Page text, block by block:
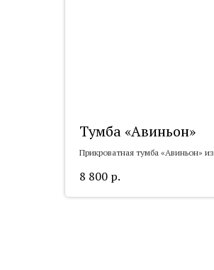
Тумба «Авиньон»
Прикроватная тумба «Авиньон» из
8 800 р.